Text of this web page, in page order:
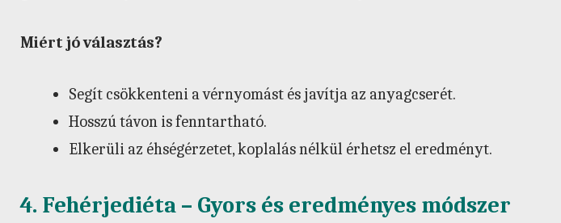
Miért jó választás?
Segít csökkenteni a vérnyomást és javítja az anyagcserét.
Hosszú távon is fenntartható.
Elkerüli az éhségérzetet, koplalás nélkül érhetsz el eredményt.
4. Fehérjediéta – Gyors és eredményes módszer